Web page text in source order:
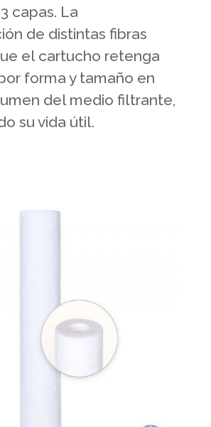
capas. La
de distintas fibras
el cartucho retenga
forma y tamaño en
del medio filtrante,
su vida útil.